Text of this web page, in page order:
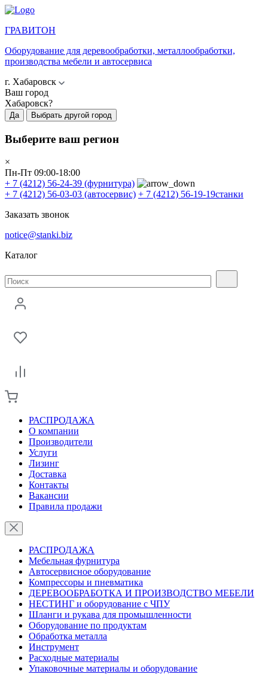
ГРАВИТОН
Оборудование для деревообработки, металлообработки,
производства мебели и автосервиса
г. Хабаровск
Ваш город
Хабаровск?
Да Выбрать другой город
Выберите ваш регион
×
Пн-Пт 09:00-18:00
+ 7 (4212) 56-24-39 (фурнитура)
+ 7 (4212) 56-03-03 (автосервис) + 7 (4212) 56-19-19станки
Заказать звонок
notice@stanki.biz
Каталог
РАСПРОДАЖА
О компании
Производители
Услуги
Лизинг
Доставка
Контакты
Вакансии
Правила продажи
РАСПРОДАЖА
Мебельная фурнитура
Автосервисное оборудование
Компрессоры и пневматика
ДЕРЕВООБРАБОТКА И ПРОИЗВОДСТВО МЕБЕЛИ
НЕСТИНГ и оборудование с ЧПУ
Шланги и рукава для промышленности
Оборудование по продуктам
Обработка металла
Инструмент
Расходные материалы
Упаковочные материалы и оборудование